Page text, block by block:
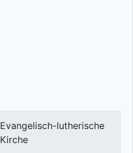
Evangelisch-lutherische
Kirche